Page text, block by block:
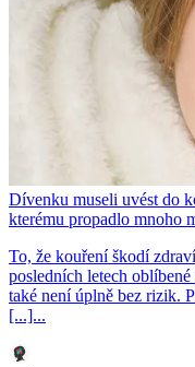
Dívenku museli uvést do
kterému propadlo mnoho
To, že kouření škodí
posledních letech
také není úplně bez rizik.
[...]...